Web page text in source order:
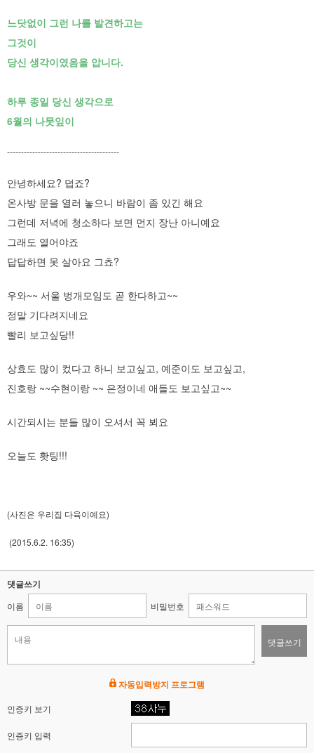
느닷없이 그런 나를 발견하고는
그것이
당신 생각이였음을 압니다.
하루 종일 당신 생각으로
6월의 나뭇잎이
----------------------------------------
안녕하세요? 덥죠?
온사방 문을 열러 놓으니 바람이 좀 있긴 해요
그런데 저녁에 청소하다 보면 먼지 장난 아니예요
그래도 열어야죠
답답하면 못 살아요 그쵸?
우와~~ 서울 벙개모임도 곧 한다하고~~
정말 기다려지네요
빨리 보고싶당!!
상효도 많이 컸다고 하니 보고싶고, 예준이도 보고싶고,
진호랑 ~~수현이랑 ~~ 은정이네 애들도 보고싶고~~
시간되시는 분들 많이 오셔서 꼭 뵈요
오늘도 홧팅!!!
(사진은 우리집 다육이예요)
(2015.6.2. 16:35)
댓글쓰기
이름 비밀번호
댓글쓰기
자동입력방지 프로그램
인증키 보기
인증키 입력